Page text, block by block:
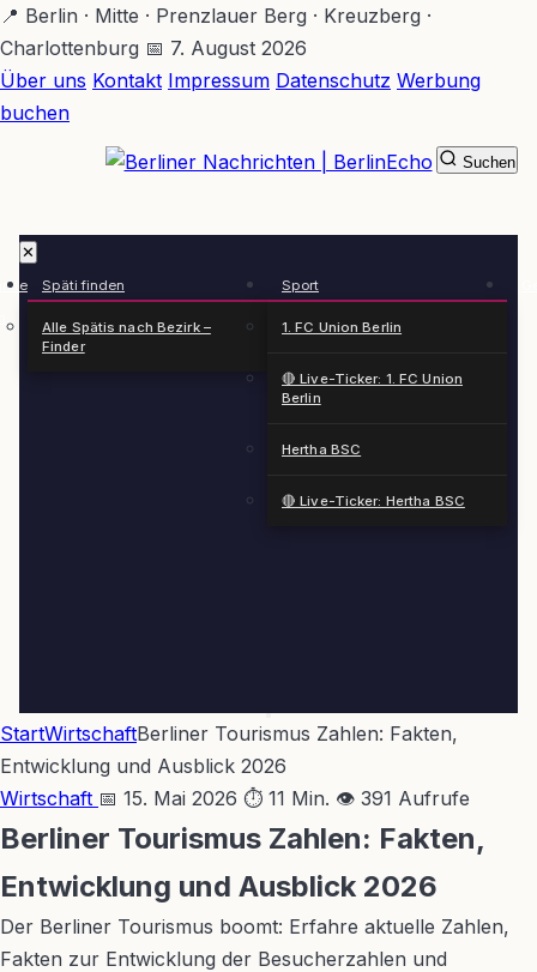
Zum
Hauptinhalt
springen
📍 Berlin · Mitte · Prenzlauer Berg · Kreuzberg ·
Charlottenburg 📅 7. August 2026
Über uns Kontakt Impressum Datenschutz Werbung
buchen
✕
Späti finden
Alle Spätis nach Bezirk –
Finder
Sport
1. FC Union Berlin
🔴 Live-Ticker: 1. FC Union
Berlin
Hertha BSC
🔴 Live-Ticker: Hertha BSC
Suchen
StartWirtschaftBerliner Tourismus Zahlen: Fakten,
Entwicklung und Ausblick 2026
Wirtschaft 📅 15. Mai 2026 ⏱ 11 Min. 👁 391 Aufrufe
Berliner Tourismus Zahlen: Fakten,
Entwicklung und Ausblick 2026
Der Berliner Tourismus boomt: Erfahre aktuelle Zahlen,
Fakten zur Entwicklung der Besucherzahlen und